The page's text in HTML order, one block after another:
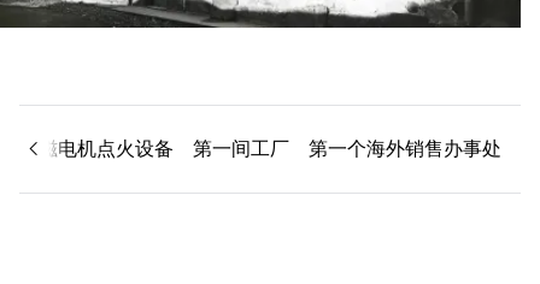
磁电机点火设备 第一间工厂 第一个海外销售办事处